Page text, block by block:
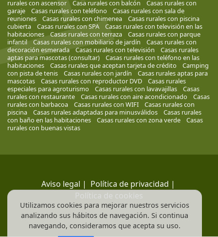
rurales con ascensor
Casa rurales con balcón
Casas rurales con
garaje
Casas rurales con teléfono
Casas rurales con sala de
reuniones
Casas rurales con chimenea
Casas rurales con piscina
cubierta
Casas rurales con SPA
Casas rurales con televisión en las
habitaciones
Casas rurales con terraza
Casas rurales con parque
infantil
Casas rurales con mobiliario de jardín
Casas rurales con
decoración esmerada
Casas rurales con televisión
Casas rurales
aptas para mascotas (consultar)
Casas rurales con teléfono en las
habitaciones
Casas rurales que aceptan tarjeta de crédito
Camping
con pista de tenis
Casas rurales con jardín
Casas rurales aptas para
mascotas
Casas rurales con reproductor DVD
Casas rurales
especiales para agroturismo
Casas rurales con lavavajillas
Casas
rurales con restaurante
Casas rurales con aire acondicionado
Casas
rurales con barbacoa
Casas rurales con WIFI
Casas rurales con
piscina
Casas rurales adaptadas para minusválidos
Casas rurales
con baño en las habitaciones
Casas rurales con zona verde
Casas
rurales con buenas vistas
Aviso legal | Política de privacidad |
Política de cookies
Utilizamos cookies para mejorar nuestros servicios
analizando sus hábitos de navegación. Si continua
navegando, consideramos que acepta su uso.